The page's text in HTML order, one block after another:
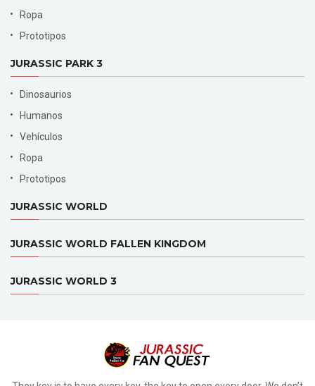
Ropa
Prototipos
JURASSIC PARK 3
Dinosaurios
Humanos
Vehículos
Ropa
Prototipos
JURASSIC WORLD
JURASSIC WORLD FALLEN KINGDOM
JURASSIC WORLD 3